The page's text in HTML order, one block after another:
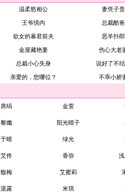
温柔怒相公
妻凭子贵
王爷惧内
总裁酷爸
欲女的暴君前夫
恶羊扑郎
金屋藏艳妻
伤心大老
总裁小心失身
说好了不
亲爱的，您哪位？ 不乖小娇
席绢 金萱
黎孅 阳光晴子
于晴 绿光
艾佟 香弥
馥梅 艾蜜莉
湛露 米琪